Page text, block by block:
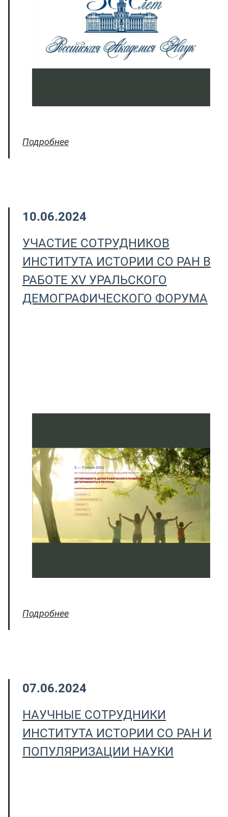
Подробнее
10.06.2024
УЧАСТИЕ СОТРУДНИКОВ
ИНСТИТУТА ИСТОРИИ СО РАН В
РАБОТЕ XV УРАЛЬСКОГО
ДЕМОГРАФИЧЕСКОГО ФОРУМА
Подробнее
07.06.2024
НАУЧНЫЕ СОТРУДНИКИ
ИНСТИТУТА ИСТОРИИ СО РАН И
ПОПУЛЯРИЗАЦИИ НАУКИ